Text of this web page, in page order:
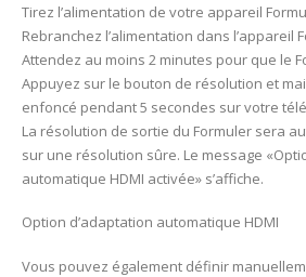
Tirez l’alimentation de votre appareil
Rebranchez l’alimentation dans l’appareil
Attendez au moins 2 minutes pour que le
Appuyez sur le bouton de résolution et
enfoncé pendant 5 secondes sur votre
La résolution de sortie du Formuler sera
sur une résolution sûre. Le message
automatique HDMI activée» s’affiche.
Option d’adaptation automatique HDMI
Vous pouvez également définir